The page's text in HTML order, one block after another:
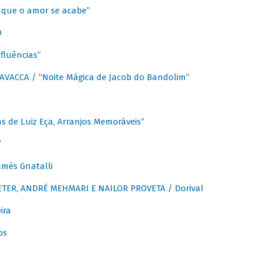
que o amor se acabe”
/ “Noite Mágica de Jacob do Bandolim”
de Luiz Eça, Arranjos Memoráveis”
Gnatalli
ANDRÉ MEHMARI E NAILOR PROVETA / Dorival